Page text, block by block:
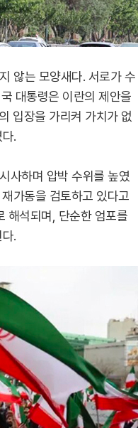
않는 모양새다. 서로가 수
대통령은 이란의 제안을
입장을 가리켜 가치가 없
.
사하며 압박 수위를 높였
가동을 검토하고 있다고
해석되며, 단순한 엄포를
.